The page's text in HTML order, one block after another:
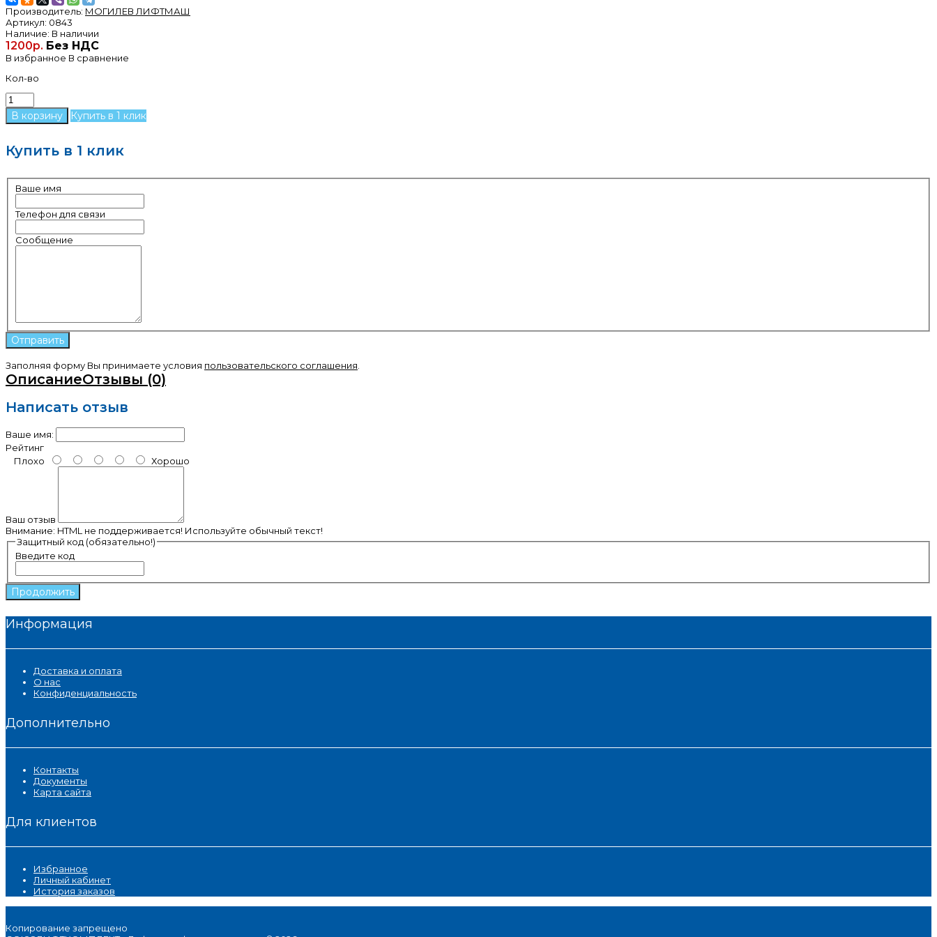
Производитель: МОГИЛЕВ ЛИФТМАШ
Артикул: 0843
Наличие: В наличии
1200р. Без НДС
В избранное В сравнение
Кол-во
Купить в 1 клик
Купить в 1 клик
Ваше имя
Телефон для связи
Сообщение
Заполняя форму Вы принимаете условия пользовательского соглашения
ОписаниеОтзывы (0)
Написать отзыв
Ваше имя:
Рейтинг
Плохо
Хорошо
Ваш отзыв
Внимание: HTML не поддерживается! Используйте обычный текст!
Защитный код (обязательно!)
Введите код
Продолжить
Информация
Доставка и оплата
О нас
Конфиденциальность
Дополнительно
Контакты
Документы
Карта сайта
Для клиентов
Избранное
Личный кабинет
История заказов
Копирование запрещено